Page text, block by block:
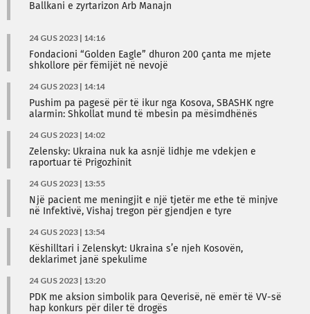
Ballkani e zyrtarizon Arb Manajn
24 GUS 2023 | 14:16
Fondacioni “Golden Eagle” dhuron 200 çanta me mjete
shkollore për fëmijët në nevojë
24 GUS 2023 | 14:14
Pushim pa pagesë për të ikur nga Kosova, SBASHK ngre
alarmin: Shkollat mund të mbesin pa mësimdhënës
24 GUS 2023 | 14:02
Zelensky: Ukraina nuk ka asnjë lidhje me vdekjen e
raportuar të Prigozhinit
24 GUS 2023 | 13:55
Një pacient me meningjit e një tjetër me ethe të minjve
në Infektivë, Vishaj tregon për gjendjen e tyre
24 GUS 2023 | 13:54
Këshilltari i Zelenskyt: Ukraina s’e njeh Kosovën,
deklarimet janë spekulime
24 GUS 2023 | 13:20
PDK me aksion simbolik para Qeverisë, në emër të VV-së
hap konkurs për diler të drogës